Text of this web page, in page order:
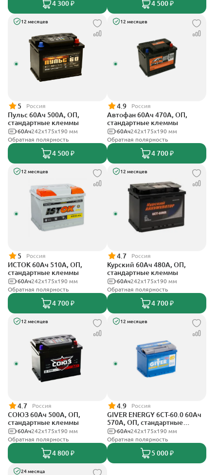
4 300 ₽ 4 500 ₽
12 месяцев
5 Россия
Пульс 60Ач 500А, ОП,
стандартные клеммы
242x175x190 мм
60Ач
Обратная полярность
4 500 ₽
12 месяцев
4.9 Россия
Автофан 60Ач 470А, ОП,
стандартные клеммы
242х175х190 мм
60Ач
Обратная полярность
4 700 ₽
12 месяцев
5 Россия
ИСТОК 60Ач 510А, ОП,
стандартные клеммы
242x175x190 мм
60Ач
Обратная полярность
4 700 ₽
12 месяцев
4.7 Россия
Курский 60Ач 480А, ОП,
стандартные клеммы
242x175x190 мм
60Ач
Обратная полярность
4 700 ₽
12 месяцев
4.7 Россия
СОЮЗ 60Ач 500А, ОП,
стандартные клеммы
242x175x190 мм
60Ач
Обратная полярность
4 800 ₽
12 месяцев
4.9 Россия
GIVER ENERGY 6СТ-60.0 60Ач
570А, ОП, стандартные
клеммы242х175х190 мм
60Ач
Обратная полярность
5 000 ₽
24 месяца